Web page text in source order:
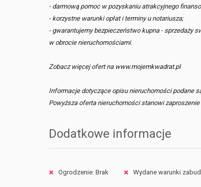
- darmową pomoc w pozyskaniu atrakcyjnego
- korzystne warunki opłat i terminy u notariusza;
- gwarantujemy bezpieczeństwo kupna - sprzedaży
w obrocie nieruchomościami.
Zobacz więcej ofert na www.mojemkwadrat.pl
Informacje dotyczące opisu nieruchomości podane
Powyższa oferta nieruchomości stanowi
Dodatkowe informacje
Ogrodzenie: Brak Wydane warunki